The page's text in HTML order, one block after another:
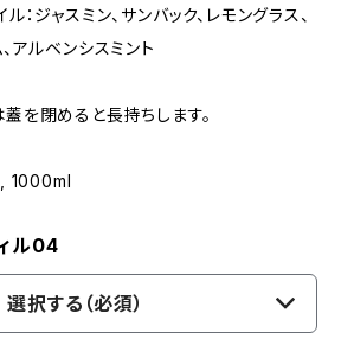
：ジャスミン、サンバック、レモングラス、
アルベンシスミント
を閉めると長持ちします。
1000ml
ル04
選択する（必須）